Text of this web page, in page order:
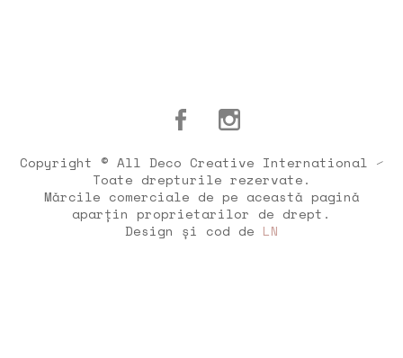
Copyright © All Deco Creative International ⁄
Toate drepturile rezervate.
Mărcile comerciale de pe această pagină
aparțin proprietarilor de drept.
Design și cod de LN